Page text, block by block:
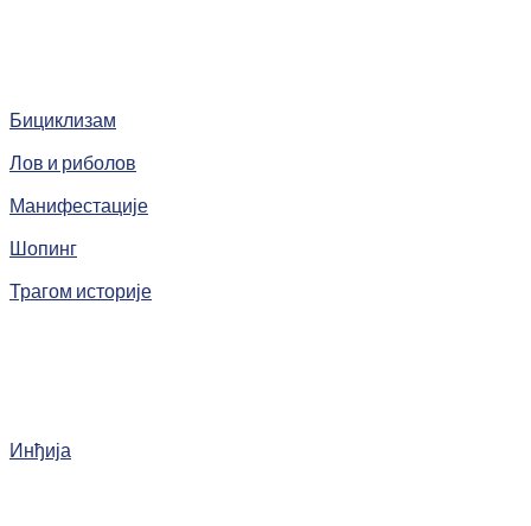
Бициклизам
Лов и риболов
Манифестације
Шопинг
Трагом историје
Инђија